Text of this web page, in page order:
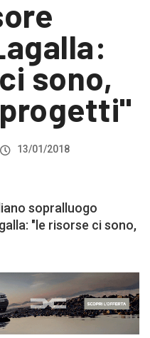
sono,
13/01/2018